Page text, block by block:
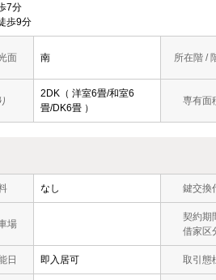
7分
歩9分
面 南 所在階 /
2DK（ 洋室6畳/和室6
畳/DK6畳 ）
専有面
なし 鍵交換
場
契約期
借家区
日 即入居可 取引態